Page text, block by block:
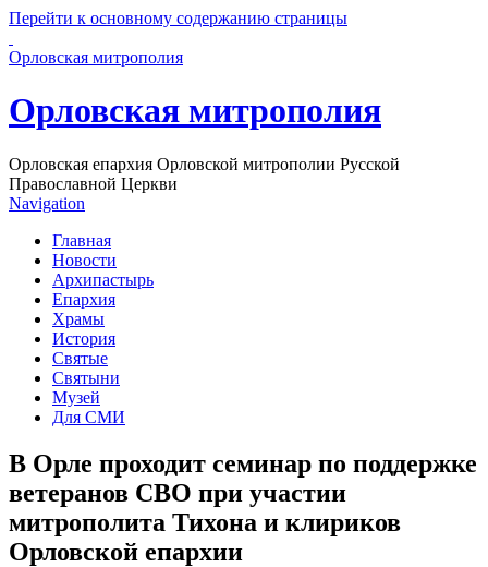
Перейти к основному содержанию страницы
Орловская митрополия
Орловская митрополия
Орловская епархия Орловской митрополии Русской
Православной Церкви
Navigation
Главная
Новости
Архипастырь
Епархия
Храмы
История
Святые
Святыни
Музей
Для СМИ
В Орле проходит семинар по поддержке
ветеранов СВО при участии
митрополита Тихона и клириков
Орловской епархии